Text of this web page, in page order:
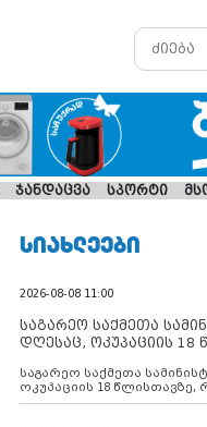
ჯანდაცვა სპორტი
ᲡᲘᲐᲮᲚᲔᲔᲑᲘ
2026-08-08 11:00
საგარეო საქმეთა
დღესაც, ოკუპაციის 18
შუამავლ
საგარეო საქმეთა
ოკუპაციის 18 წლისთავზე,
ასრულებს ევროკავშირის